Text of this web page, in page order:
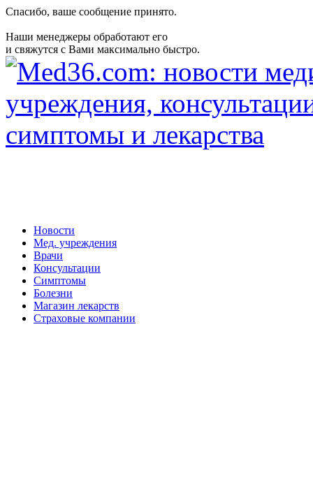
Спасибо, ваше сообщение принято.
Наши менеджеры обработают его
и свяжутся с Вами максимально быстро.
Новости
Мед. учреждения
Врачи
Консультации
Симптомы
Болезни
Магазин лекарств
Страховые компании